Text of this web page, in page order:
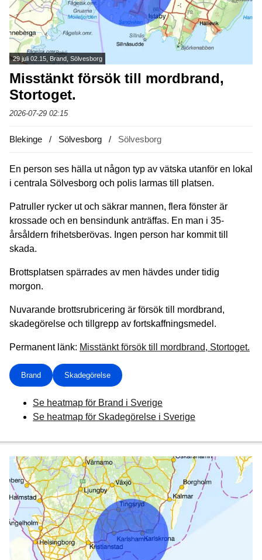
29 juli 02.15, Brand, Sölvesborg
Misstänkt försök till mordbrand,
Stortoget.
2026-07-29 02:15
Blekinge Sölvesborg Sölvesborg
En person ses hälla ut någon typ av vätska utanför en lokal
i centrala Sölvesborg och polis larmas till platsen.
Patruller rycker ut och säkrar mannen, flera fönster är
krossade och en bensindunk anträffas. En man i 35-
årsåldern frihetsberövas. Ingen person har kommit till
skada.
Brottsplatsen spärrades av men hävdes under tidig
morgon.
Nuvarande brottsrubricering är försök till mordbrand,
skadegörelse och tillgrepp av fortskaffningsmedel.
Permanent länk: Misstänkt försök till mordbrand, Stortoget.
Brand Skadegörelse
Se heatmap för Brand i Sverige
Se heatmap för Skadegörelse i Sverige